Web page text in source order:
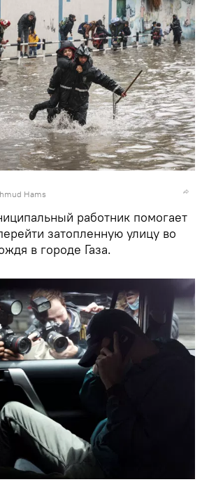
Hams
работник помогает
затопленную улицу во
в городе Газа.